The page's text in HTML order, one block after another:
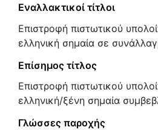
Εναλλακτικοί τίτλοι
Επιστροφή πιστωτικού
ελληνική σημαία σε
Επίσημος τίτλος
Επιστροφή πιστωτικού
ελληνική/ξένη σημαία
Γλώσσες παροχής